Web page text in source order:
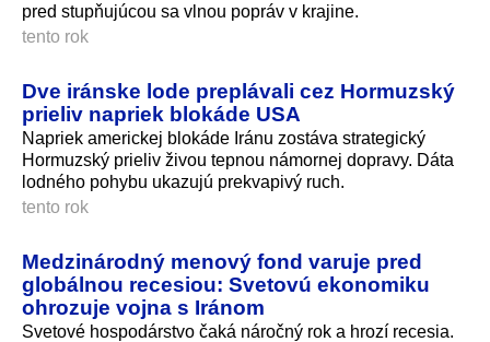
pred stupňujúcou sa vlnou popráv v krajine.
tento rok
Dve iránske lode preplávali cez Hormuzský
prieliv napriek blokáde USA
Napriek americkej blokáde Iránu zostáva strategický
Hormuzský prieliv živou tepnou námornej dopravy. Dáta
lodného pohybu ukazujú prekvapivý ruch.
tento rok
Medzinárodný menový fond varuje pred
globálnou recesiou: Svetovú ekonomiku
ohrozuje vojna s Iránom
Svetové hospodárstvo čaká náročný rok a hrozí recesia.